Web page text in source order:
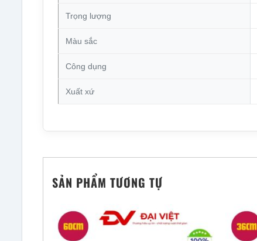
Trọng lượng
Màu sắc
Công dụng
Xuất xứ
SẢN PHẨM TƯƠNG TỰ